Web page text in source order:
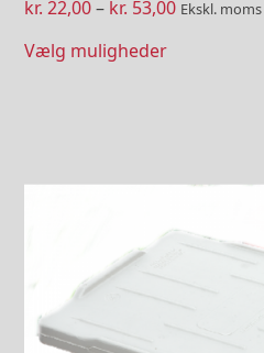
kr. 22,00 – kr. 53,00Prisinterval:
Ekskl. moms
Vælg muligheder